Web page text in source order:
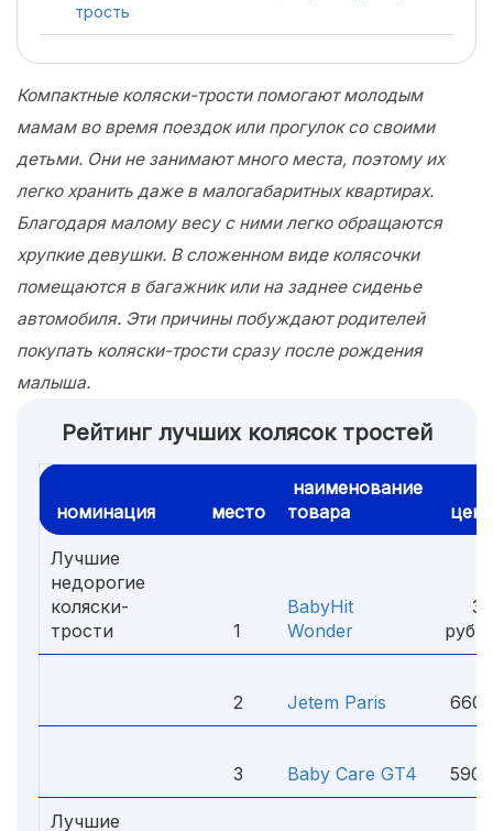
трость
Компактные коляски-трости помогают молодым
мамам во время поездок или прогулок со своими
детьми. Они не занимают много места, поэтому их
легко хранить даже в малогабаритных квартирах.
Благодаря малому весу с ними легко обращаются
хрупкие девушки. В сложенном виде колясочки
помещаются в багажник или на заднее сиденье
автомобиля. Эти причины побуждают родителей
покупать коляски-трости сразу после рождения
малыша.
Рейтинг лучших колясок тростей
номинация место
наименование
товара
цена
Лучшие
недорогие
коляски-
трости
1
BabyHit
Wonder
руб.
2 Jetem Paris
3 Baby Care GT4
Лучшие